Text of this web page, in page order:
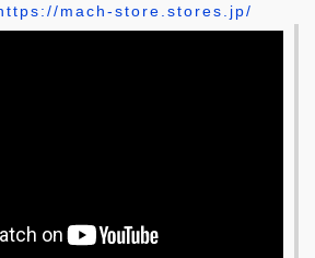
mach-store.stores.jp/